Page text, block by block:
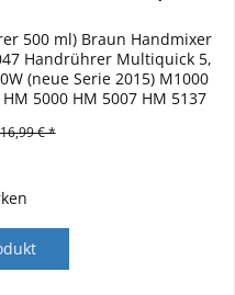
500 ml) Braun Handmixer
Handrührer Multiquick 5,
(neue Serie 2015) M1000
5000 HM 5007 HM 5137
16,99 € *